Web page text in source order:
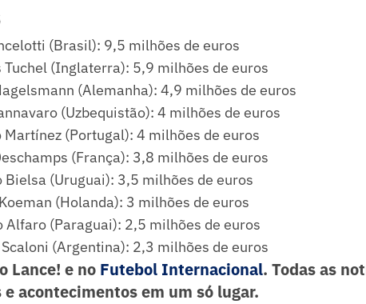
(Brasil): 9,5 milhões de euros
Tuchel (Inglaterra): 5,9 milhões de euros
(Alemanha): 4,9 milhões de euros
(Uzbequistão): 4 milhões de euros
Martínez (Portugal): 4 milhões de euros
(França): 3,8 milhões de euros
Bielsa (Uruguai): 3,5 milhões de euros
(Holanda): 3 milhões de euros
Alfaro (Paraguai): 2,5 milhões de euros
(Argentina): 2,3 milhões de euros
Lance! e no Futebol Internacional. Todas as
acontecimentos em um só lugar.